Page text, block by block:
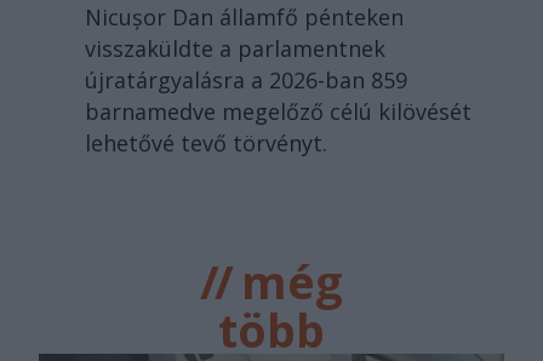
Nicușor Dan államfő pénteken
visszaküldte a parlamentnek
újratárgyalásra a 2026-ban 859
barnamedve megelőző célú kilövését
lehetővé tevő törvényt.
//még
több